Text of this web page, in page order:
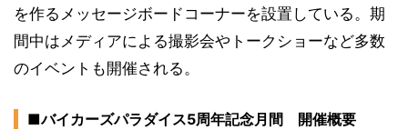
を作るメッセージボードコーナーを設置している。期
間中はメディアによる撮影会やトークショーなど多数
のイベントも開催される。
■バイカーズパラダイス5周年記念月間 開催概要